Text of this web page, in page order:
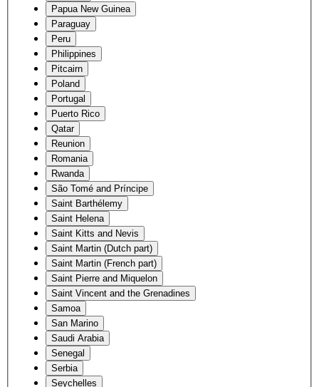
Papua New Guinea
Paraguay
Peru
Philippines
Pitcairn
Poland
Portugal
Puerto Rico
Qatar
Reunion
Romania
Rwanda
São Tomé and Príncipe
Saint Barthélemy
Saint Helena
Saint Kitts and Nevis
Saint Martin (Dutch part)
Saint Martin (French part)
Saint Pierre and Miquelon
Saint Vincent and the Grenadines
Samoa
San Marino
Saudi Arabia
Senegal
Serbia
Seychelles